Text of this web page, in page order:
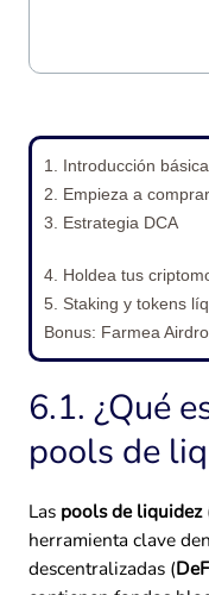
1. Introducción
2. Empieza a
3. Estrategia DCA
4. Holdea tus
5. Staking y tokens
Bonus: Farmea
6.1. ¿Qué
pools de
Las pools de liquidez
herramienta clave
descentralizadas (